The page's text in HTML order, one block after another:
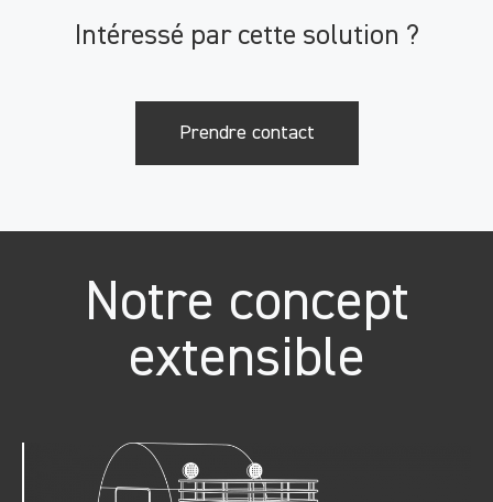
Intéressé par cette solution ?
Prendre contact
Notre concept
extensible